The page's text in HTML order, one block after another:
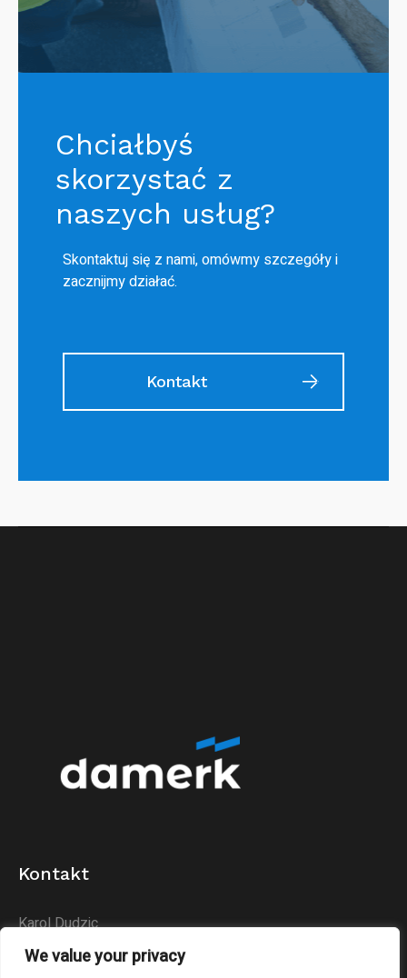
We value your privacy
Chciałbyś
skorzystać z
naszych usług?
Skontaktuj się z nami, omówmy szczegóły i
zacznijmy działać.
Kontakt
Kontakt
Karol Dudzic
Huta Podłysica 24B
26-004 Bieliny